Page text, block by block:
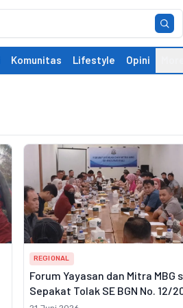
Komunitas Lifestyle Opini
REGIONAL
Forum Yayasan dan Mitra MBG
Sepakat Tolak SE BGN No. 12/